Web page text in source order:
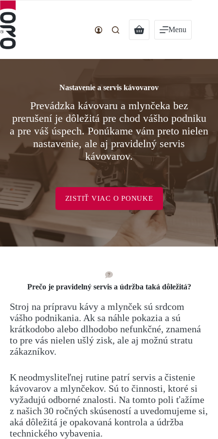
na
obsah
Nákupný
košík
Menu
Nastavenie a servis kávovarov
Prevádzka kávovaru a mlynčeka bez
prerušení je dôležitá pre chod vášho podniku
a pre váš úspech. Ponúkame vám preto nielen
nastavenie, ale aj pravidelný servis
kávovarov.
ZISTIŤ VIAC O PONUKE
Prečo je pravidelný servis a údržba taká dôležitá?
Stroj na prípravu kávy a mlynček sú srdcom
vášho podnikania. Ak sa náhle pokazia a sú
krátkodobo alebo dlhodobo nefunkčné, znamená
to pre vás nielen ušlý zisk, ale aj možnú stratu
zákazníkov.
K neodmysliteľnej rutine patrí servis a čistenie
kávovarov a mlynčekov. Sú to činnosti, ktoré si
vyžadujú odborné znalosti. Na tomto poli ťažíme
z našich 30 ročných skúseností a uvedomujeme si,
aká dôležitá je opakovaná kontrola a údržba
technického vybavenia.